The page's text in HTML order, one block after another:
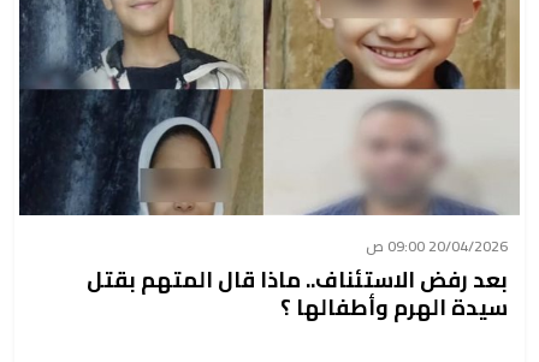
20/04/2026 09:00 ص
بعد رفض الاستئناف.. ماذا قال المتهم بقتل
سيدة الهرم وأطفالها ؟